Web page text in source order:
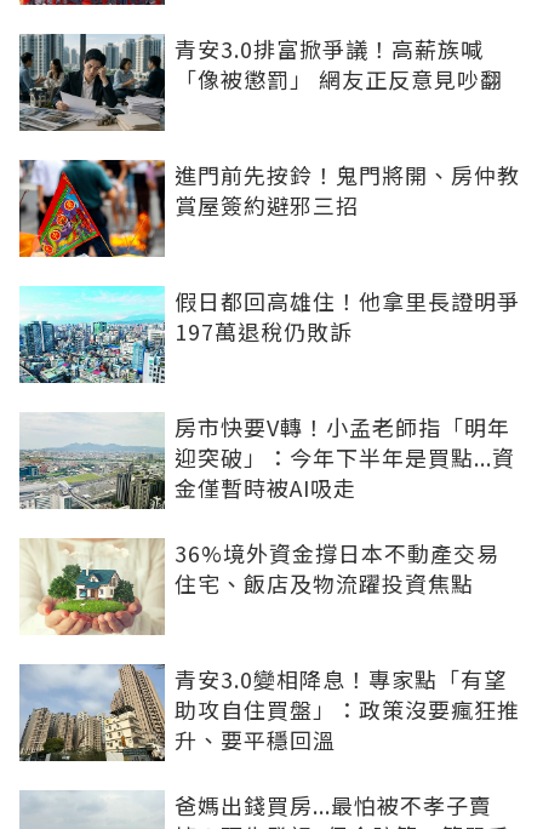
青安3.0排富掀爭議！高薪族喊
「像被懲罰」 網友正反意見吵翻
進門前先按鈴！鬼門將開、房仲教
賞屋簽約避邪三招
假日都回高雄住！他拿里長證明爭
197萬退稅仍敗訴
房市快要V轉！小孟老師指「明年
迎突破」：今年下半年是買點...資
金僅暫時被AI吸走
36%境外資金撐日本不動產交易
住宅、飯店及物流躍投資焦點
青安3.0變相降息！專家點「有望
助攻自住買盤」：政策沒要瘋狂推
升、要平穩回溫
爸媽出錢買房...最怕被不孝子賣